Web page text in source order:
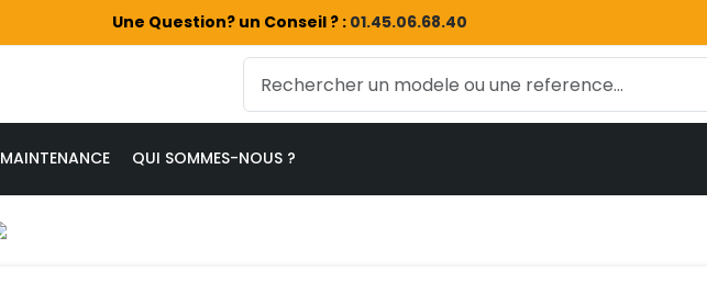
Une Question? un Conseil ? : 01.45.06.68.40
MAINTENANCE QUI SOMMES-NOUS ?